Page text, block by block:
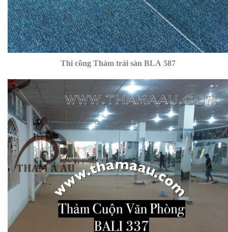
Thi công Thảm trải sàn BLA 587